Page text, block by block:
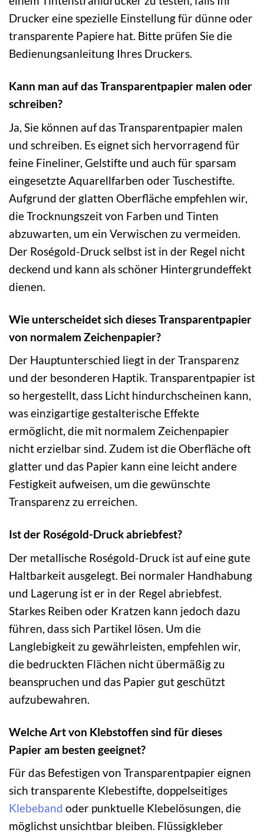
Drucker eine spezielle Einstellung für dünne oder
transparente Papiere hat. Bitte prüfen Sie die
Bedienungsanleitung Ihres Druckers.
Kann man auf das Transparentpapier malen oder
schreiben?
Ja, Sie können auf das Transparentpapier malen
und schreiben. Es eignet sich hervorragend für
feine Fineliner, Gelstifte und auch für sparsam
eingesetzte Aquarellfarben oder Tuschestifte.
Aufgrund der glatten Oberfläche empfehlen wir,
die Trocknungszeit von Farben und Tinten
abzuwarten, um ein Verwischen zu vermeiden.
Der Roségold-Druck selbst ist in der Regel nicht
deckend und kann als schöner Hintergrundeffekt
dienen.
Wie unterscheidet sich dieses Transparentpapier
von normalem Zeichenpapier?
Der Hauptunterschied liegt in der Transparenz
und der besonderen Haptik. Transparentpapier ist
so hergestellt, dass Licht hindurchscheinen kann,
was einzigartige gestalterische Effekte
ermöglicht, die mit normalem Zeichenpapier
nicht erzielbar sind. Zudem ist die Oberfläche oft
glatter und das Papier kann eine leicht andere
Festigkeit aufweisen, um die gewünschte
Transparenz zu erreichen.
Ist der Roségold-Druck abriebfest?
Der metallische Roségold-Druck ist auf eine gute
Haltbarkeit ausgelegt. Bei normaler Handhabung
und Lagerung ist er in der Regel abriebfest.
Starkes Reiben oder Kratzen kann jedoch dazu
führen, dass sich Partikel lösen. Um die
Langlebigkeit zu gewährleisten, empfehlen wir,
die bedruckten Flächen nicht übermäßig zu
beanspruchen und das Papier gut geschützt
aufzubewahren.
Welche Art von Klebstoffen sind für dieses
Papier am besten geeignet?
Für das Befestigen von Transparentpapier eignen
sich transparente Klebestifte, doppelseitiges
Klebeband oder punktuelle Klebelösungen, die
möglichst unsichtbar bleiben. Flüssigkleber